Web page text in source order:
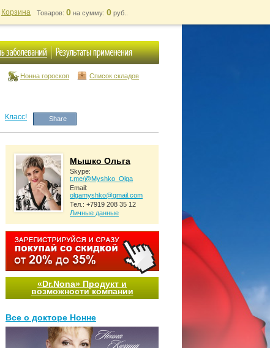
Корзина Товаров: 0 на сумму: 0 руб..
Нонна гороскоп
Список складов
Класс! Share
Мышко Ольга
Skype:
t.me/@Myshko_Olga
Email:
olgamyshko@gmail.com
Тел.: +7919 208 35 12
Личные данные
«Dr.Nona» Продукт и
возможности компании
Все о докторе Нонне